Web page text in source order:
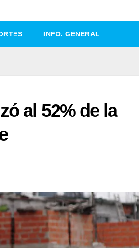
INFO. GENERAL
al 52% de la